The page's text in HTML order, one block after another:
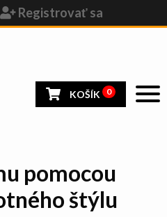
Registrovať sa
KOŠÍK 0
pomocou
štýlu